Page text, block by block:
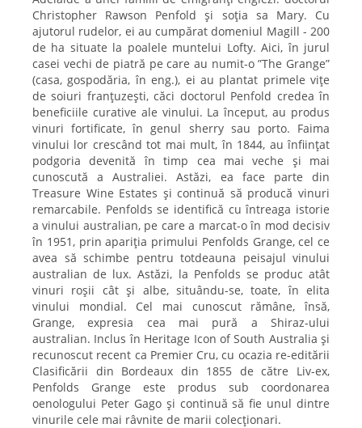
Christopher Rawson Penfold și soția sa Mary. Cu
ajutorul rudelor, ei au cumpărat domeniul Magill - 200
de ha situate la poalele muntelui Lofty. Aici, în jurul
casei vechi de piatră pe care au numit-o ”The Grange”
(casa, gospodăria, în eng.), ei au plantat primele vițe
de soiuri franțuzești, căci doctorul Penfold credea în
beneficiile curative ale vinului. La început, au produs
vinuri fortificate, în genul sherry sau porto. Faima
vinului lor crescând tot mai mult, în 1844, au înființat
podgoria devenită în timp cea mai veche și mai
cunoscută a Australiei. Astăzi, ea face parte din
Treasure Wine Estates și continuă să producă vinuri
remarcabile. Penfolds se identifică cu întreaga istorie
a vinului australian, pe care a marcat-o în mod decisiv
în 1951, prin apariția primului Penfolds Grange, cel ce
avea să schimbe pentru totdeauna peisajul vinului
australian de lux. Astăzi, la Penfolds se produc atât
vinuri roșii cât și albe, situându-se, toate, în elita
vinului mondial. Cel mai cunoscut rămâne, însă,
Grange, expresia cea mai pură a Shiraz-ului
australian. Inclus în Heritage Icon of South Australia și
recunoscut recent ca Premier Cru, cu ocazia re-editării
Clasificării din Bordeaux din 1855 de către Liv-ex,
Penfolds Grange este produs sub coordonarea
oenologului Peter Gago și continuă să fie unul dintre
vinurile cele mai râvnite de marii colecționari.